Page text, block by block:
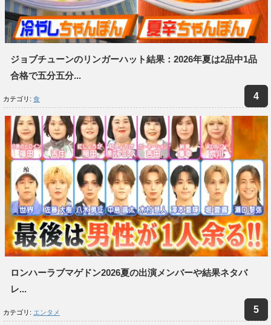
ジョブチューンのリンガーハット結果：2026年夏は2品中1品
合格で五分五分...
カテゴリ: 食
ロンハーラブマゲドン2026夏の出演メンバーや結果ネタバ
レ...
カテゴリ: エンタメ